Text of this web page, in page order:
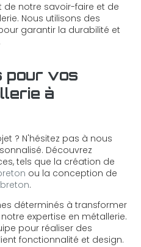
de notre savoir-faire et de
Nous utilisons des
garantir la durabilité et
pour vos
à
? N'hésitez pas à nous
Découvrez
tels que la création de
ou la conception de
.
déterminés à transformer
expertise en métallerie.
pour réaliser des
fonctionnalité et design.